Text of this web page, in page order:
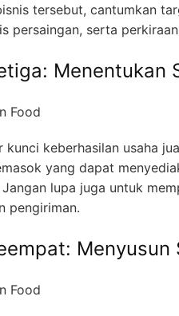
tersebut, cantumkan
persaingan, serta
Menentukan
kunci keberhasilan usaha
yang dapat
lupa juga untuk
pengiriman.
Menyusun